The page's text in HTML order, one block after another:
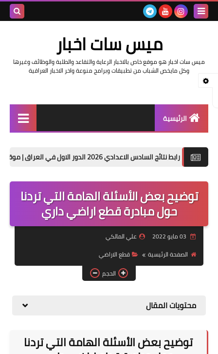
ميس سات اخبار
ميس سات اخبار هو موقع خاص بالاخبار الرعاية والتقاعد والطلبة والوظائف وغيرها
وكل مايخص الشباب من تطبيقات وبرامج منوعة واخر الاخبار العراقية
الرئيسية
اخبار وزارة التربية والتعليم
اخبار وزارة العمل وهيئة
التقاعد
قطع الاراضي
السادس الاعدادي 2026 الدور الاول في العراق | موقع نتائجنا
توضيح بعض الأسئلة الهامة التي تردنا
حول مبادرة قطع اراضي داري
علي المالكي
الصفحة الرئيسية
قطع الاراضي
الحجم
محتويات المقال
توضيح بعض الأسئلة الهامة التي تردنا